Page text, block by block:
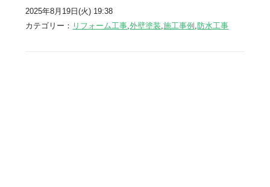
2025年8月19日(火) 19:38
カテゴリー： リフォーム工事,外壁塗装,施工事例 ,防水工事